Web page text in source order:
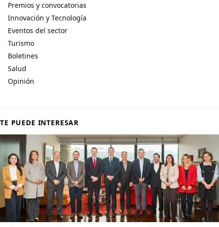
Premios y convocatorias
Innovación y Tecnología
Eventos del sector
Turismo
Boletines
Salud
Opinión
TE PUEDE INTERESAR